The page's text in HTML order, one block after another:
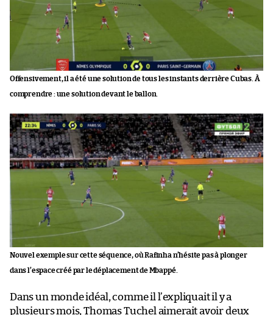
Offensivement, il a été une solution de tous les instants derrière Cubas. À
comprendre : une solution devant le ballon.
Nouvel exemple sur cette séquence, où Rafinha n’hésite pas à plonger
dans l’espace créé par le déplacement de Mbappé.
Dans un monde idéal, comme il l’expliquait il y a
plusieurs mois, Thomas Tuchel aimerait avoir deux